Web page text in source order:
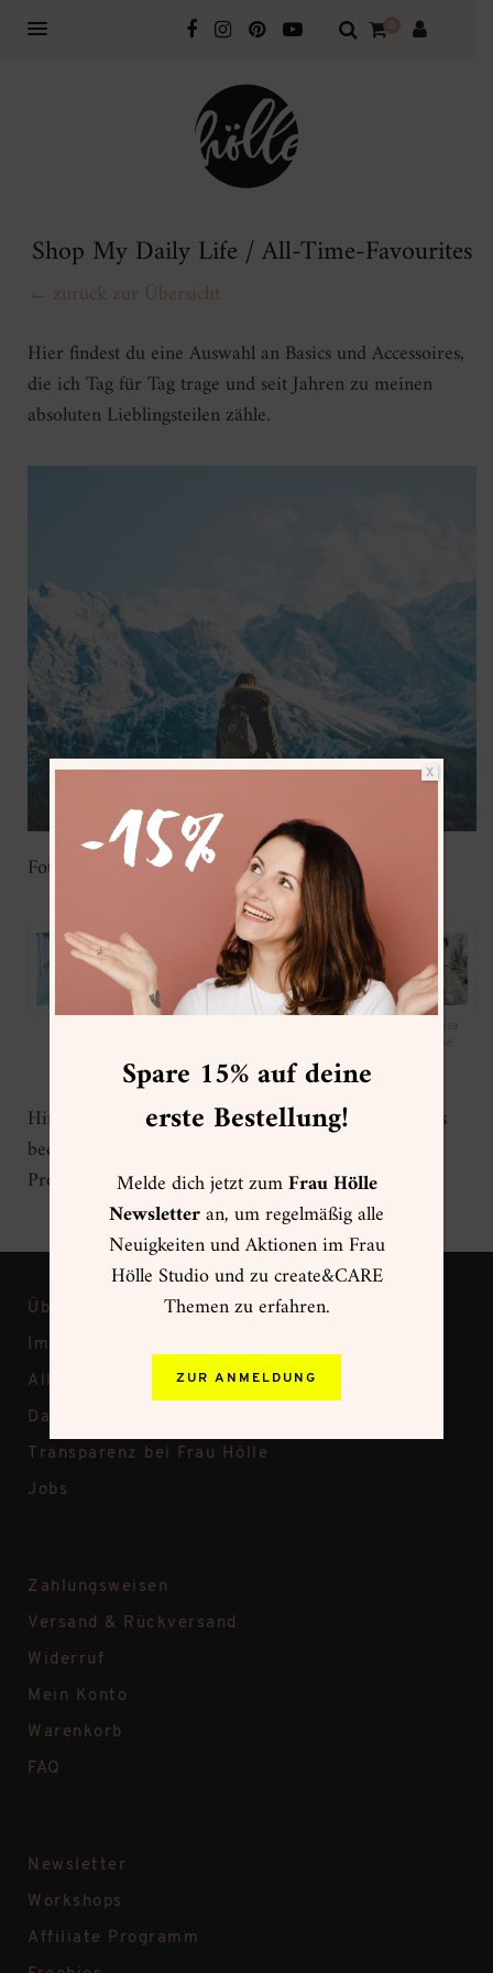
0
Shop My Daily Life / All-Time-Favourites
← zurück zur Übersicht
Hier findest du eine Auswahl an Basics und Accessoires,
die ich Tag für Tag trage und seit Jahren zu meinen
absoluten Lieblingsteilen zähle.
Foto: Anija Schlichenmaier
Lisa
Hantke
Hinweis: die Shopping-Links sind Affiliate Links. Das
bedeutet, dass ich für die Empfehlung eine geringe
Provision erhalte.
Über Frau Hölle
Impressum
Allgemeine Geschäftsbedingungen
Datenschutz
Transparenz bei Frau Hölle
Jobs
Zahlungsweisen
Versand & Rückversand
Widerruf
Mein Konto
Warenkorb
FAQ
Newsletter
Workshops
Affiliate Programm
Spare 15% auf deine
erste Bestellung!
Melde dich jetzt zumFrau Hölle
Newsletteran, um regelmäßig alle
Neuigkeiten und Aktionen im Frau
Hölle Studio und zu create&CARE
Themen zu erfahren.
ZUR ANMELDUNG
X